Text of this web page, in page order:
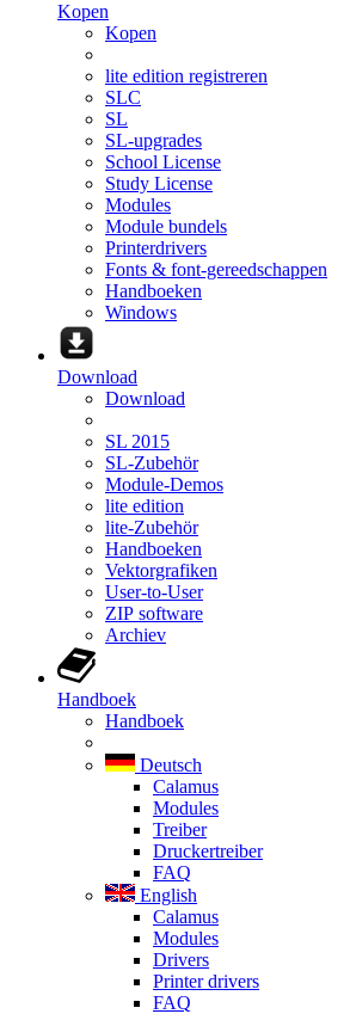
Kopen
Kopen
lite edition registreren
SLC
SL
SL-upgrades
School License
Study License
Modules
Module bundels
Printerdrivers
Fonts & font-gereedschappen
Handboeken
Windows
Download
Download
SL 2015
SL-Zubehör
Module-Demos
lite edition
lite-Zubehör
Handboeken
Vektorgrafiken
User-to-User
ZIP software
Archiev
Handboek
Handboek
Deutsch
Calamus
Modules
Treiber
Druckertreiber
FAQ
English
Calamus
Modules
Drivers
Printer drivers
FAQ